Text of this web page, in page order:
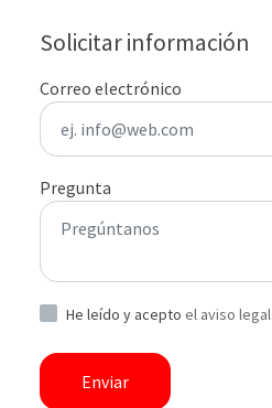
Solicitar información
Correo electrónico
Pregunta
He leído y acepto el aviso legal
Enviar